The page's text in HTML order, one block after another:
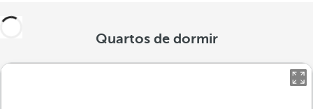
Quartos de dormir